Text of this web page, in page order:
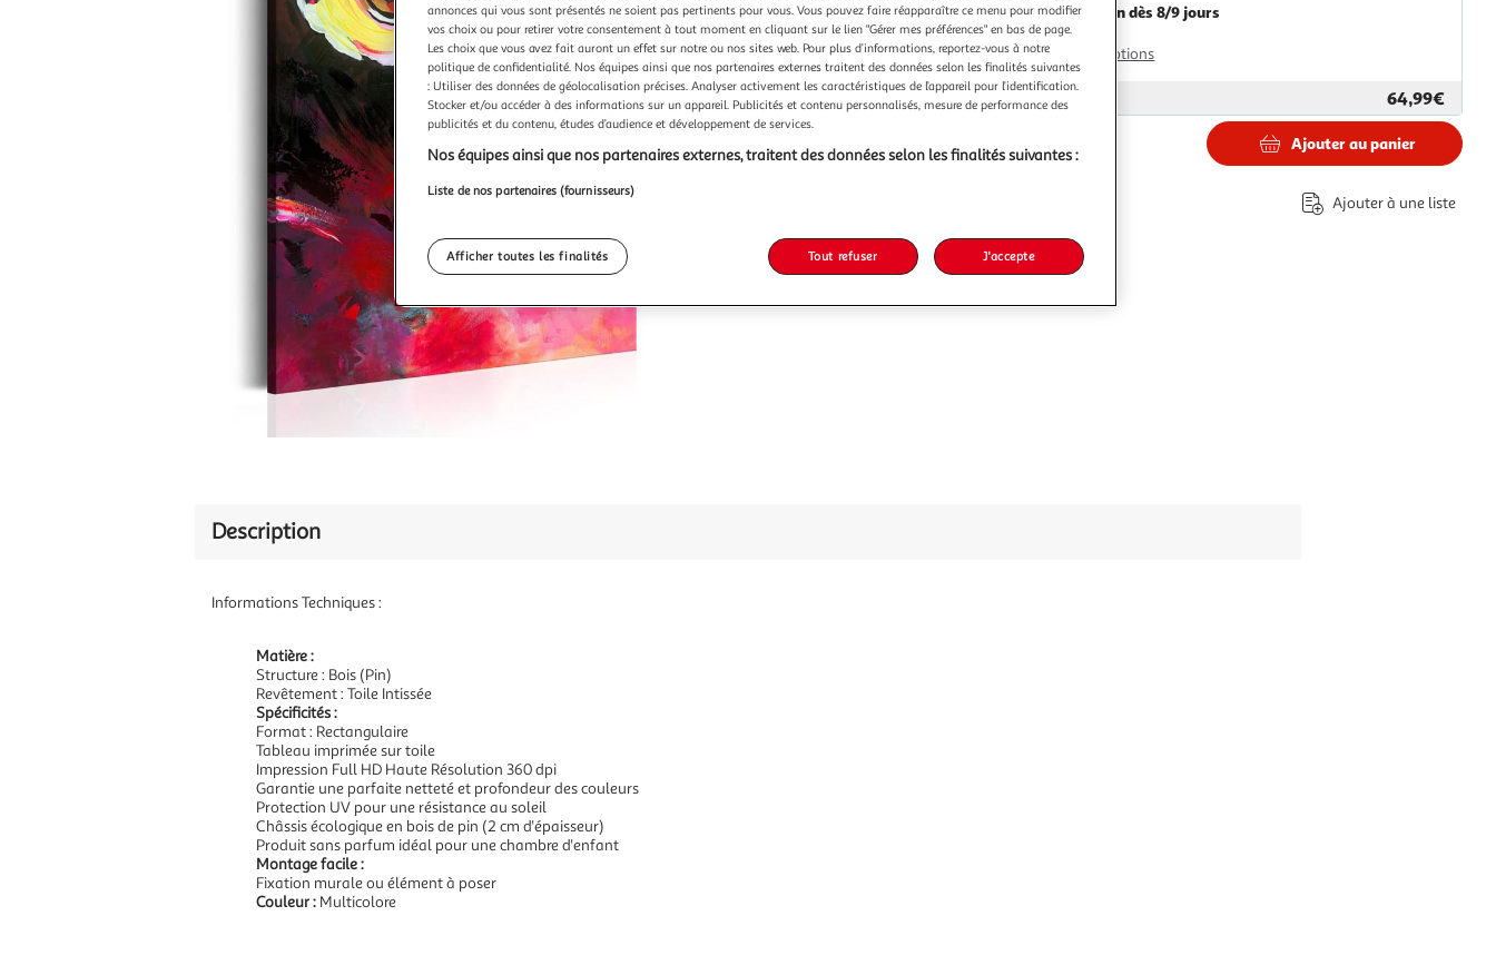
Livraison dès 8/9 jours
8,99€
Plus d'options
Vendu parParis Prix 64,99€
64,99€
Ajouter au panier
Ajouter à une liste
Description
Informations Techniques :
Matière :
Structure : Bois (Pin)
Revêtement : Toile Intissée
Spécificités :
Format : Rectangulaire
Tableau imprimée sur toile
Impression Full HD Haute Résolution 360 dpi
Garantie une parfaite netteté et profondeur des couleurs
Protection UV pour une résistance au soleil
Châssis écologique en bois de pin (2 cm d'épaisseur)
Produit sans parfum idéal pour une chambre d'enfant
Montage facile :
Fixation murale ou élément à poser
Couleur : Multicolore
annonces qui vous sont présentés ne soient pas pertinents pour vous. Vous pouvez faire réapparaître ce menu pour modifier
vos choix ou pour retirer votre consentement à tout moment en cliquant sur le lien "Gérer mes préférences" en bas de page.
Les choix que vous avez fait auront un effet sur notre ou nos sites web. Pour plus d’informations, reportez-vous à notre
politique de confidentialité. Nos équipes ainsi que nos partenaires externes traitent des données selon les finalités suivantes
: Utiliser des données de géolocalisation précises. Analyser activement les caractéristiques de l’appareil pour l’identification.
Stocker et/ou accéder à des informations sur un appareil. Publicités et contenu personnalisés, mesure de performance des
publicités et du contenu, études d’audience et développement de services.
Nos équipes ainsi que nos partenaires externes, traitent des données selon les finalités suivantes :
Liste de nos partenaires (fournisseurs)
Afficher toutes les finalités Tout refuser J'accepte